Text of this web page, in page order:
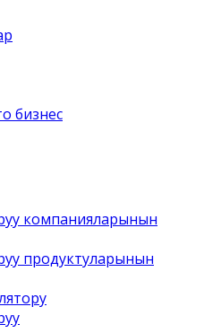
бизнес
компанияларынын
продуктуларынын